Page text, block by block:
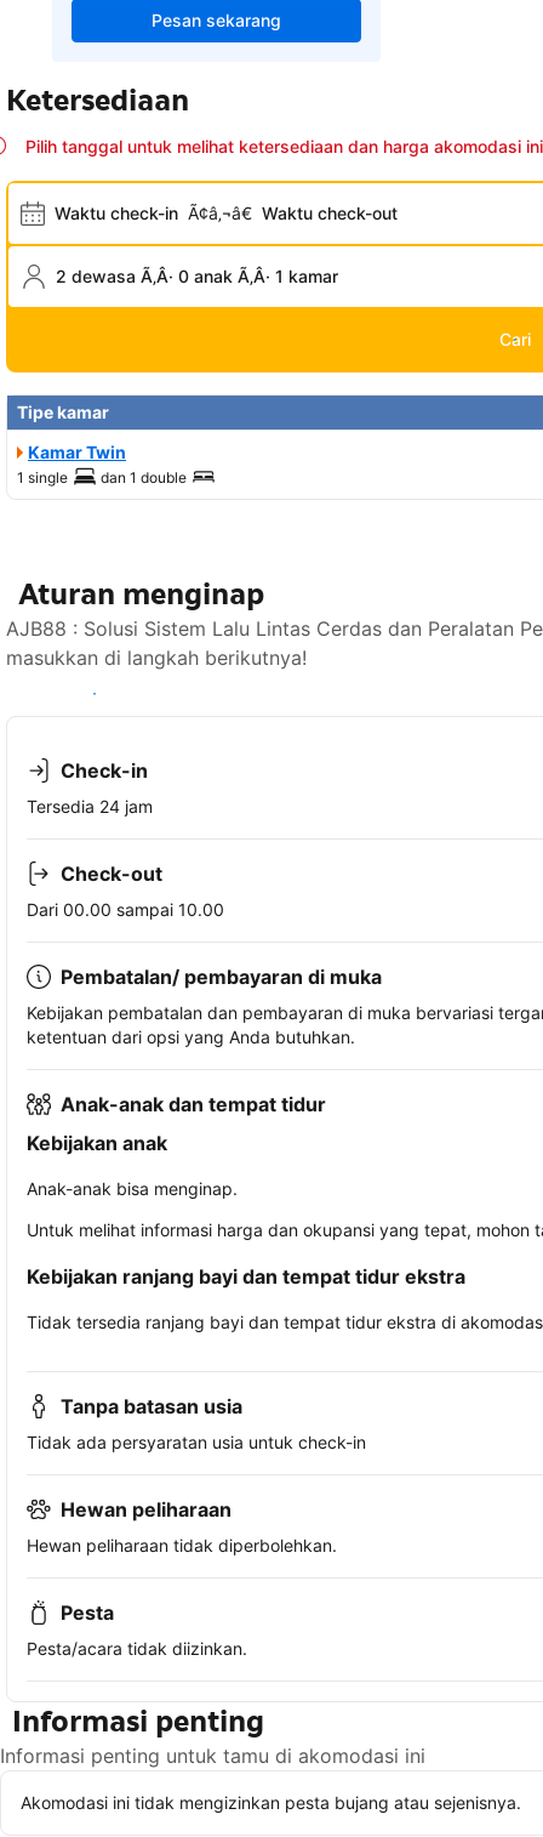
Pesan sekarang
Ketersediaan
Pilih tanggal untuk melihat ketersediaan dan harga akomodasi ini
Waktu check-in Ã¢â‚¬â€ Waktu check-out
2 dewasa Ã‚Â· 0 anak Ã‚Â· 1 kamar
Cari
Tipe kamar
Kamar Twin
1 single dan 1 double
Aturan menginap
AJB88 : Solusi Sistem Lalu Lintas Cerdas dan Peralatan
masukkan di langkah berikutnya!
Lihat ketersediaan
Check-in
Tersedia 24 jam
Check-out
Dari 00.00 sampai 10.00
Pembatalan/ pembayaran di muka
Kebijakan pembatalan dan pembayaran di muka bervariasi
ketentuan dari opsi yang Anda butuhkan.
Anak-anak dan tempat tidur
Kebijakan anak
Anak-anak bisa menginap.
Untuk melihat informasi harga dan okupansi yang tepat,
Kebijakan ranjang bayi dan tempat tidur ekstra
Tidak tersedia ranjang bayi dan tempat tidur ekstra di
Tanpa batasan usia
Tidak ada persyaratan usia untuk check-in
Hewan peliharaan
Hewan peliharaan tidak diperbolehkan.
Pesta
Pesta/acara tidak diizinkan.
Informasi penting
Informasi penting untuk tamu di akomodasi ini
Akomodasi ini tidak mengizinkan pesta bujang atau sejenisnya.